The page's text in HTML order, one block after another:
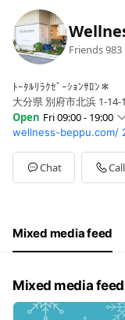
Friends983
ﾄｰﾀﾙﾘﾗｸｾﾞｰｼｮﾝｻﾛﾝ＊
大分県 別府市北浜 1-
Open Fri 09:00 - 19:00
Sun09:00 - 19:00
Mon09:00 - 19:00
Tue09:00 - 19:00
Wed09:00 - 19:00
Sat
09:00 - 19:00
＊年中無休
wellness-beppu.com/
Chat Call
Mixed media feed
Mixed media feed